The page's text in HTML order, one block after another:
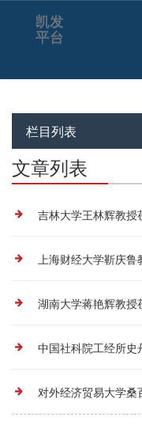
专家观点-凯发平台
凯发
平台
栏目列表
文章列表
吉林大学王林辉教授
上海财经大学靳庆鲁
湖南大学蒋艳辉教授
中国社科院工经所
坛
对外经济贸易大学